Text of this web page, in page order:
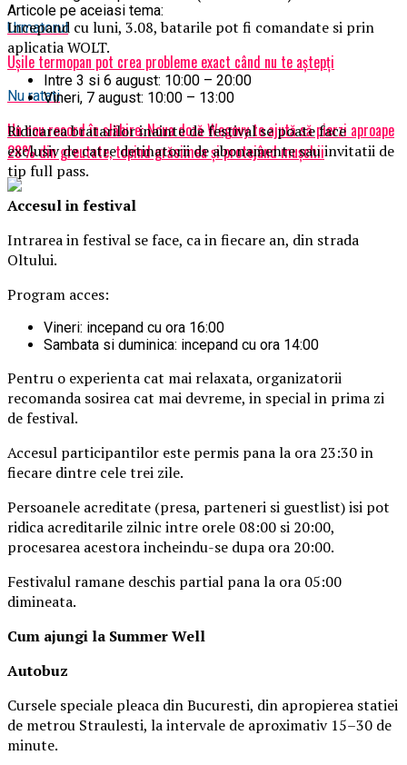
Articole pe aceiasi tema:
Urmatorul
Ușile termopan pot crea probleme exact când nu te aștepți
Nu ratati
Un nou record în slăbire: Noua doză Wegovy te ajută să pierzi aproape
28% din greutate, topind grăsimea și protejând mușchii
Incepand cu luni, 3.08, batarile pot fi comandate si prin
aplicatia WOLT.
Intre 3 si 6 august: 10:00 – 20:00
Vineri, 7 august: 10:00 – 13:00
Ridicarea bratarilor inainte de festival se poate face
exclusiv de catre detinatorii de abonamente sau invitatii de
tip full pass.
Accesul in festival
Intrarea in festival se face, ca in fiecare an, din strada
Oltului.
Program acces:
Vineri: incepand cu ora 16:00
Sambata si duminica: incepand cu ora 14:00
Pentru o experienta cat mai relaxata, organizatorii
recomanda sosirea cat mai devreme, in special in prima zi
de festival.
Accesul participantilor este permis pana la ora 23:30 in
fiecare dintre cele trei zile.
Persoanele acreditate (presa, parteneri si guestlist) isi pot
ridica acreditarile zilnic intre orele 08:00 si 20:00,
procesarea acestora incheindu-se dupa ora 20:00.
Festivalul ramane deschis partial pana la ora 05:00
dimineata.
Cum ajungi la Summer Well
Autobuz
Cursele speciale pleaca din Bucuresti, din apropierea statiei
de metrou Straulesti, la intervale de aproximativ 15–30 de
minute.